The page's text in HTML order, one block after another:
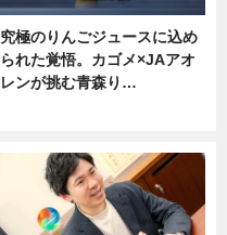
究極のりんごジュースに込め
られた覚悟。カゴメ×JAアオ
レンが挑む青森り…